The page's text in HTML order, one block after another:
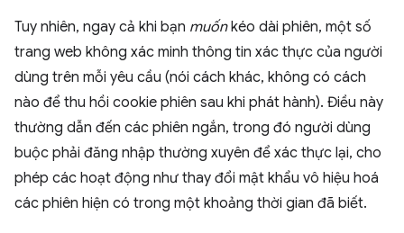
Tuy nhiên, ngay cả khi bạn muốnkéo dài phiên, một số
trang web không xác minh thông tin xác thực của người
dùng trên mỗi yêu cầu (nói cách khác, không có cách
nào để thu hồi cookie phiên sau khi phát hành). Điều này
thường dẫn đến các phiên ngắn, trong đó người dùng
buộc phải đăng nhập thường xuyên để xác thực lại, cho
phép các hoạt động như thay đổi mật khẩu vô hiệu hoá
các phiên hiện có trong một khoảng thời gian đã biết.